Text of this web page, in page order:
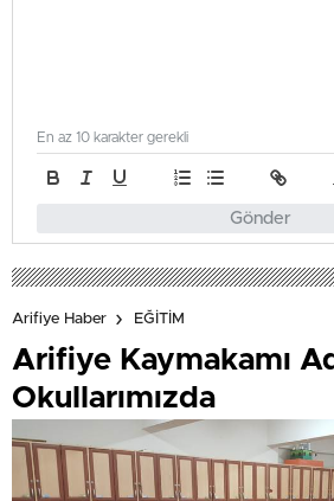
Gönder
En az 10 karakter gerekli
Arifiye Haber EĞİTİM
Arifiye Kaymakamı
Okullarımızda